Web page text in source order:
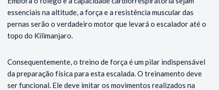
essenciais na altitude, a força e a resistência muscular das
pernas serão o verdadeiro motor que levará o escalador até o
topo do Kilimanjaro.
Consequentemente, o treino de força é um pilar indispensável
da preparação física para esta escalada. O treinamento deve
ser funcional. Ele deve imitar os movimentos realizados na